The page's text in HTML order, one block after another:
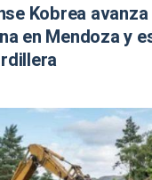
Kobrea
en Mendoza y